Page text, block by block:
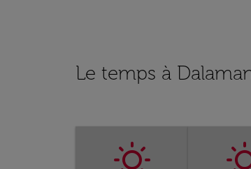
Le temps à